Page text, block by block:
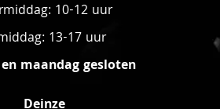
10-12 uur
13-17 uur
maandag gesloten